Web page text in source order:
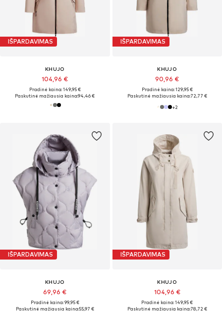
IŠPARDAVIMAS
KHUJO
104,96 €
Pradinė kaina: 149,95 €
Paskutinė mažiausia kaina:94,46 €
IŠPARDAVIMAS
KHUJO
90,96 €
Pradinė kaina: 129,95 €
Paskutinė mažiausia kaina:72,77 €
+2
IŠPARDAVIMAS
KHUJO
69,96 €
Pradinė kaina: 99,95 €
Paskutinė mažiausia kaina:55,97 €
IŠPARDAVIMAS
KHUJO
104,96 €
Pradinė kaina: 149,95 €
Paskutinė mažiausia kaina:78,72 €